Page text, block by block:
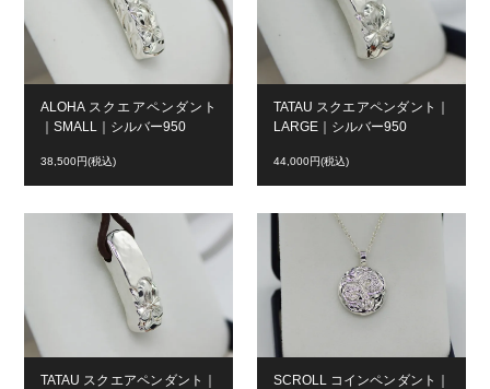
ALOHA スクエアペンダント
｜SMALL｜シルバー950
38,500円(税込)
TATAU スクエアペンダント｜
LARGE｜シルバー950
44,000円(税込)
TATAU スクエアペンダント｜
SCROLL コインペンダント｜